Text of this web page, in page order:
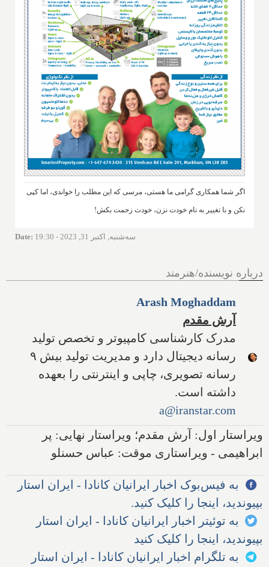
اگر شما همکاری گرامی ما هستی، مرسی که این مطلب را خواندی، اما کپی
نکن و با تغییر به نام خودت نزن، خودت زحمت بکش!
Date: سه‌شنبه, اکتبر 31, 2023 - 19:30
درباره نویسنده/هنرمند
Arash Moghaddam
آرش مقدم
مدرک کارشناسی کامپیوتر و تخصص تولید
رسانه دیجیتال دارد و مدیریت تولید بیش ۹
رسانه تصویری، چاپی و اینترنتی را بعهده
داشته است.
a@iranstar.com
ویراستار اول: آرش مقدم؛ ویراستار نهایی: پر
ابراهیمی - ویراستاری موقت: عباس حسنلو
به فیس‌بوک اخبار ایرانیان کانادا - ایران استار
بپیوندید، اینجا را کلیک کنید.
به توئیتر اخبار ایرانیان کانادا - ایران استار
بپیوندید، اینجا را کلیک کنید
به تلگرام اخبار ایرانیان کانادا - ایران استار